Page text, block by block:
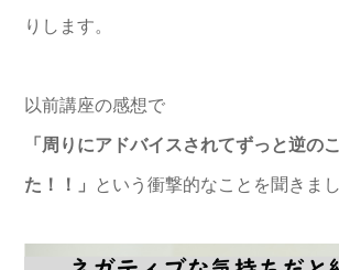
りします。
以前講座の感想で
「周りにアドバイスされてずっと逆の
た！！」 という 衝撃的なことを聞きまし